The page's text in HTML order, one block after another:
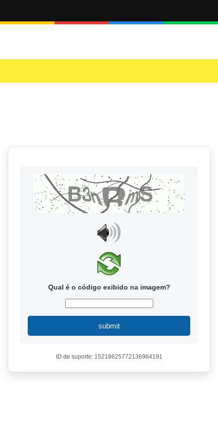
Qual é o código exibido na imagem?
submit
ID de suporte: 15218625772136964191